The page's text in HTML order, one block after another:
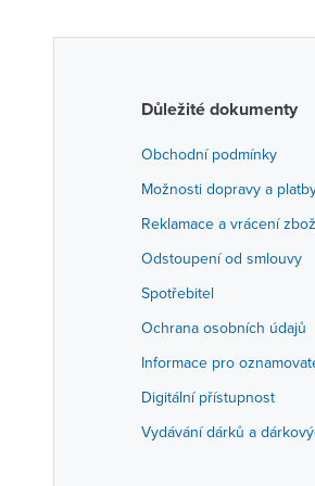
Důležité dokumenty
Obchodní podmínky
Možnosti dopravy a
Reklamace a vrácení
Odstoupení od smlouvy
Spotřebitel
Ochrana osobních údajů
Informace pro
Digitální přístupnost
Vydávání dárků a